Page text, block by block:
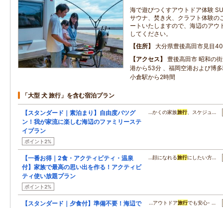
海で遊びつくすアウトドア体験
サウナ、焚き火、クラフト体験の
ートいたしますので、海辺のアウ
してください。
住所
大分県豊後高田市見目
アクセス
豊後高田市 昭和の
港から53分 、福岡空港および博
小倉駅から2時間
「大型 犬 旅行」を含む宿泊プラン
【スタンダード｜素泊まり】自由度バツグ
ン！我が家流に楽しむ海辺のファミリーステ
イプラン
ポイント2%
…かくの家族旅行、スケジュ…
【一番お得｜2食・アクティビティ・温泉
付】家族で最高の思い出を作る！アクティビ
ティ使い放題プラン
ポイント2%
…顔になれる旅行にしたい方…
【スタンダード｜夕食付】準備不要！海辺で
…アウトドア旅行でも安心- …